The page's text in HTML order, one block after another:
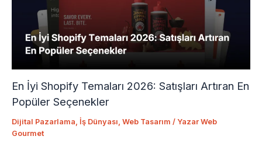
En İyi Shopify Temaları 2026: Satışları Artıran En
Popüler Seçenekler
Dijital Pazarlama İş Dünyası Web Tasarım / Yazar Web
Gourmet